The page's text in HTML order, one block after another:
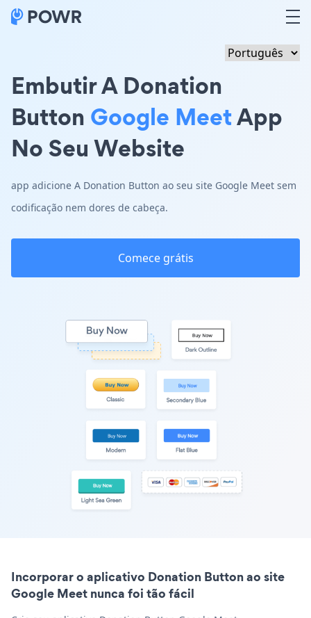
Embutir A Donation
Button Google MeetApp
No Seu Website
app adicione A Donation Button ao seu site Google Meet sem
codificação nem dores de cabeça.
Comece grátis
Incorporar o aplicativo Donation Button ao site
Google Meet nunca foi tão fácil